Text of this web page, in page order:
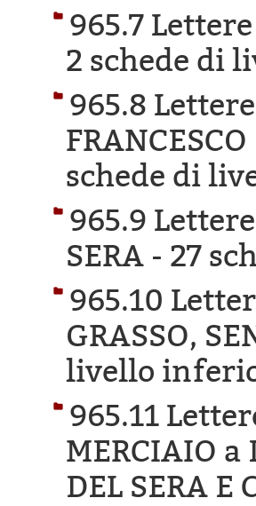
965.7
2 schede di
965.8
schede di
965.9
SERA - 27
965.10
GRASSO,
livello
965.11
MERCIAIO a
DEL SERA E